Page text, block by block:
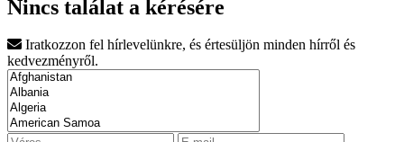
Nincs találat a kérésére
Iratkozzon fel hírlevelünkre, és értesüljön minden hírről és
kedvezményről.